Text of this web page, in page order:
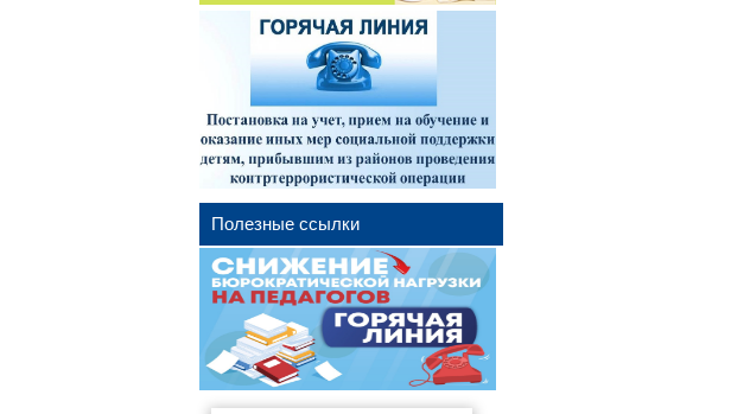
Полезные ссылки